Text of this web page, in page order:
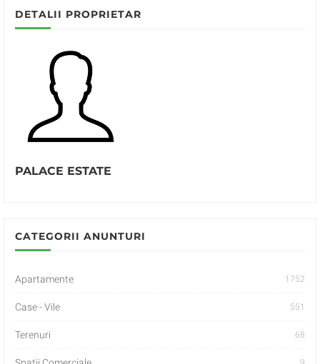
DETALII PROPRIETAR
PALACE ESTATE
CATEGORII ANUNTURI
Apartamente 1752
Case - Vile 551
Terenuri 68